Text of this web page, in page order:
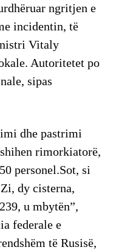
ngritjen e
incidentin, të
Vitaly
Autoritetet po
sipas
dhe pastrimi
rimorkiatorë,
personel.Sot, si
dy cisterna,
u mbytën”,
federale e
të Rusisë,